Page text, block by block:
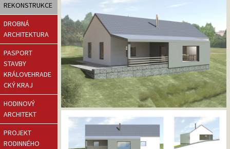
REKONSTRUKCE
DROBNÁ
ARCHITEKTURA
PASPORT
STAVBY
KRÁLOVEHRADE
CKÝ KRAJ
HODINOVÝ
ARCHITEKT
PROJEKT
RODINNÉHO